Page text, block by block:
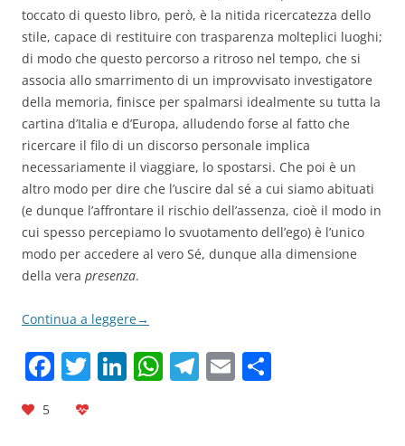
toccato di questo libro, però, è la nitida ricercatezza dello
stile, capace di restituire con trasparenza molteplici luoghi;
di modo che questo percorso a ritroso nel tempo, che si
associa allo smarrimento di un improvvisato investigatore
della memoria, finisce per spalmarsi idealmente su tutta la
cartina d’Italia e d’Europa, alludendo forse al fatto che
ricercare il filo di un discorso personale implica
necessariamente il viaggiare, lo spostarsi. Che poi è un
altro modo per dire che l’uscire dal sé a cui siamo abituati
(e dunque l’affrontare il rischio dell’assenza, cioè il modo in
cui spesso percepiamo lo svuotamento dell’ego) è l’unico
modo per accedere al vero Sé, dunque alla dimensione
della vera presenza.
Continua a leggere→
F T Li W T E
5